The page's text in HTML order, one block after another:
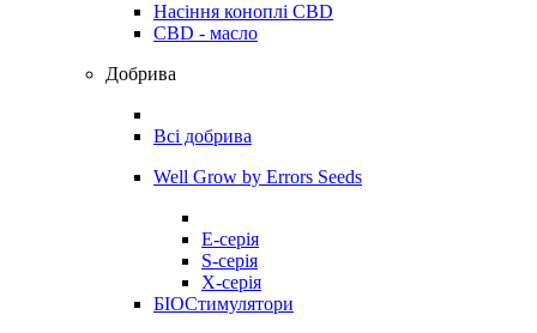
Насіння коноплі CBD
CBD - масло
Добрива
Всі добрива
Well Grow by Errors Seeds
E-серія
S-серія
X-серія
БІОСтимулятори